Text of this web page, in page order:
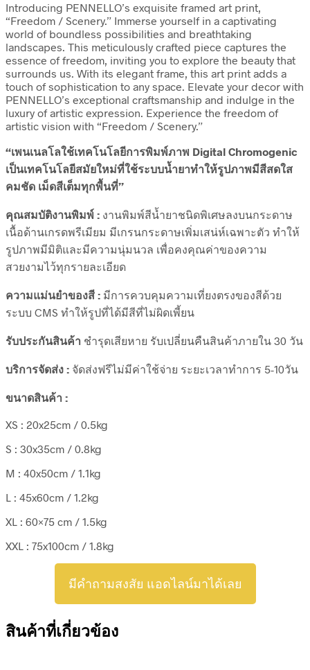
Introducing PENNELLO’s exquisite framed art print,
“Freedom / Scenery.” Immerse yourself in a captivating
world of boundless possibilities and breathtaking
landscapes. This meticulously crafted piece captures the
essence of freedom, inviting you to explore the beauty that
surrounds us. With its elegant frame, this art print adds a
touch of sophistication to any space. Elevate your decor with
PENNELLO’s exceptional craftsmanship and indulge in the
luxury of artistic expression. Experience the freedom of
artistic vision with “Freedom / Scenery.”
“เพนเนลโลใช้เทคโนโลยีการพิมพ์ภาพ Digital Chromogenic
เป็นเทคโนโลยีสมัยใหม่ที่ใช้ระบบน้ำยาทำให้รูปภาพมีสีสดใส
คมชัด เม็ดสีเต็มทุกพื้นที่”
คุณสมบัติงานพิมพ์ : งานพิมพ์สีน้ำยาชนิดพิเศษลงบนกระดาษ
เนื้อด้านเกรดพรีเมียม มีเกรนกระดาษเพิ่มเสน่ห์เฉพาะตัว ทำให้
รูปภาพมีมิติและมีความนุ่มนวล เพื่อคงคุณค่าของความ
สวยงามไว้ทุกรายละเอียด
ความแม่นยำของสี : มีการควบคุมความเที่ยงตรงของสีด้วย
ระบบ CMS ทำให้รูปที่ได้มีสีที่ไม่ผิดเพี้ยน
รับประกันสินค้า ชำรุดเสียหาย รับเปลี่ยนคืนสินค้าภายใน 30 วัน
บริการจัดส่ง : จัดส่งฟรีไม่มีค่าใช้จ่าย ระยะเวลาทำการ 5-10วัน
ขนาดสินค้า :
XS : 20x25cm / 0.5kg
S : 30x35cm / 0.8kg
M : 40x50cm / 1.1kg
L : 45x60cm / 1.2kg
XL : 60×75 cm / 1.5kg
XXL : 75x100cm / 1.8kg
มีคำถามสงสัย แอดไลน์มาได้เลย
สินค้าที่เกี่ยวข้อง